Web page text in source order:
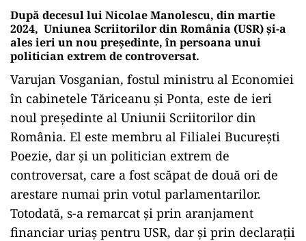
După decesul lui Nicolae Manolescu, din martie
2024, Uniunea Scriitorilor din România (USR) și-a
ales ieri un nou președinte, în persoana unui
politician extrem de controversat.
Varujan Vosganian, fostul ministru al Economiei
în cabinetele Tăriceanu și Ponta, este de ieri
noul președinte al Uniunii Scriitorilor din
România. El este membru al Filialei București
Poezie, dar și un politician extrem de
controversat, care a fost scăpat de două ori de
arestare numai prin votul parlamentarilor.
Totodată, s-a remarcat și prin aranjament
financiar uriaș pentru USR, dar și prin declarații